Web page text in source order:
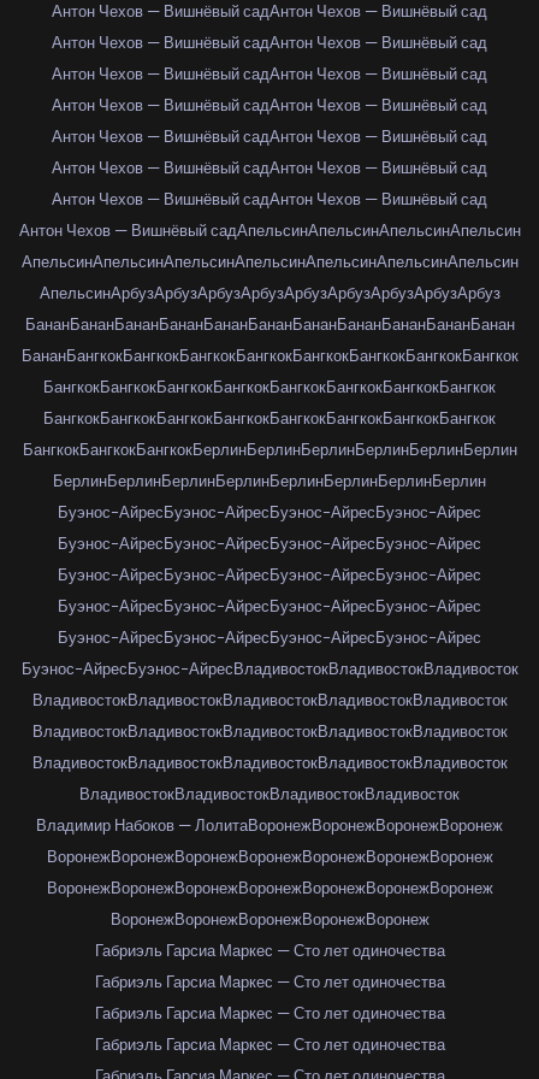
Антон Чехов — Вишнёвый садАнтон Чехов — Вишнёвый сад
Антон Чехов — Вишнёвый садАнтон Чехов — Вишнёвый сад
Антон Чехов — Вишнёвый садАнтон Чехов — Вишнёвый сад
Антон Чехов — Вишнёвый садАнтон Чехов — Вишнёвый сад
Антон Чехов — Вишнёвый садАнтон Чехов — Вишнёвый сад
Антон Чехов — Вишнёвый садАнтон Чехов — Вишнёвый сад
Антон Чехов — Вишнёвый садАнтон Чехов — Вишнёвый сад
Антон Чехов — Вишнёвый садАпельсинАпельсинАпельсинАпельсин
АпельсинАпельсинАпельсинАпельсинАпельсинАпельсинАпельсин
АпельсинАрбузАрбузАрбузАрбузАрбузАрбузАрбузАрбузАрбуз
БананБананБананБананБананБананБананБананБананБананБанан
БананБангкокБангкокБангкокБангкокБангкокБангкокБангкокБангкок
БангкокБангкокБангкокБангкокБангкокБангкокБангкокБангкок
БангкокБангкокБангкокБангкокБангкокБангкокБангкокБангкок
БангкокБангкокБангкокБерлинБерлинБерлинБерлинБерлинБерлин
БерлинБерлинБерлинБерлинБерлинБерлинБерлинБерлин
Буэнос-АйресБуэнос-АйресБуэнос-АйресБуэнос-Айрес
Буэнос-АйресБуэнос-АйресБуэнос-АйресБуэнос-Айрес
Буэнос-АйресБуэнос-АйресБуэнос-АйресБуэнос-Айрес
Буэнос-АйресБуэнос-АйресБуэнос-АйресБуэнос-Айрес
Буэнос-АйресБуэнос-АйресБуэнос-АйресБуэнос-Айрес
Буэнос-АйресБуэнос-АйресВладивостокВладивостокВладивосток
ВладивостокВладивостокВладивостокВладивостокВладивосток
ВладивостокВладивостокВладивостокВладивостокВладивосток
ВладивостокВладивостокВладивостокВладивостокВладивосток
ВладивостокВладивостокВладивостокВладивосток
Владимир Набоков — ЛолитаВоронежВоронежВоронежВоронеж
ВоронежВоронежВоронежВоронежВоронежВоронежВоронеж
ВоронежВоронежВоронежВоронежВоронежВоронежВоронеж
ВоронежВоронежВоронежВоронежВоронеж
Габриэль Гарсиа Маркес — Сто лет одиночества
Габриэль Гарсиа Маркес — Сто лет одиночества
Габриэль Гарсиа Маркес — Сто лет одиночества
Габриэль Гарсиа Маркес — Сто лет одиночества